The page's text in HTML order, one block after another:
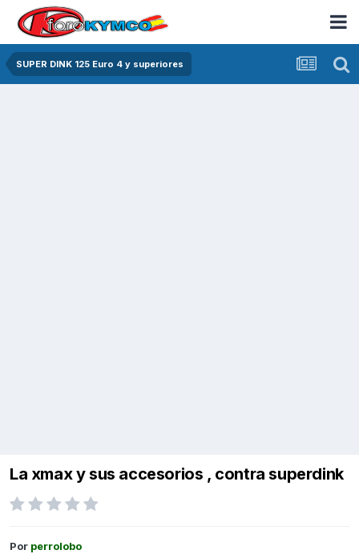
SUPER DINK 125 Euro 4 y superiores
La xmax y sus accesorios , contra superdink
Por perrolobo